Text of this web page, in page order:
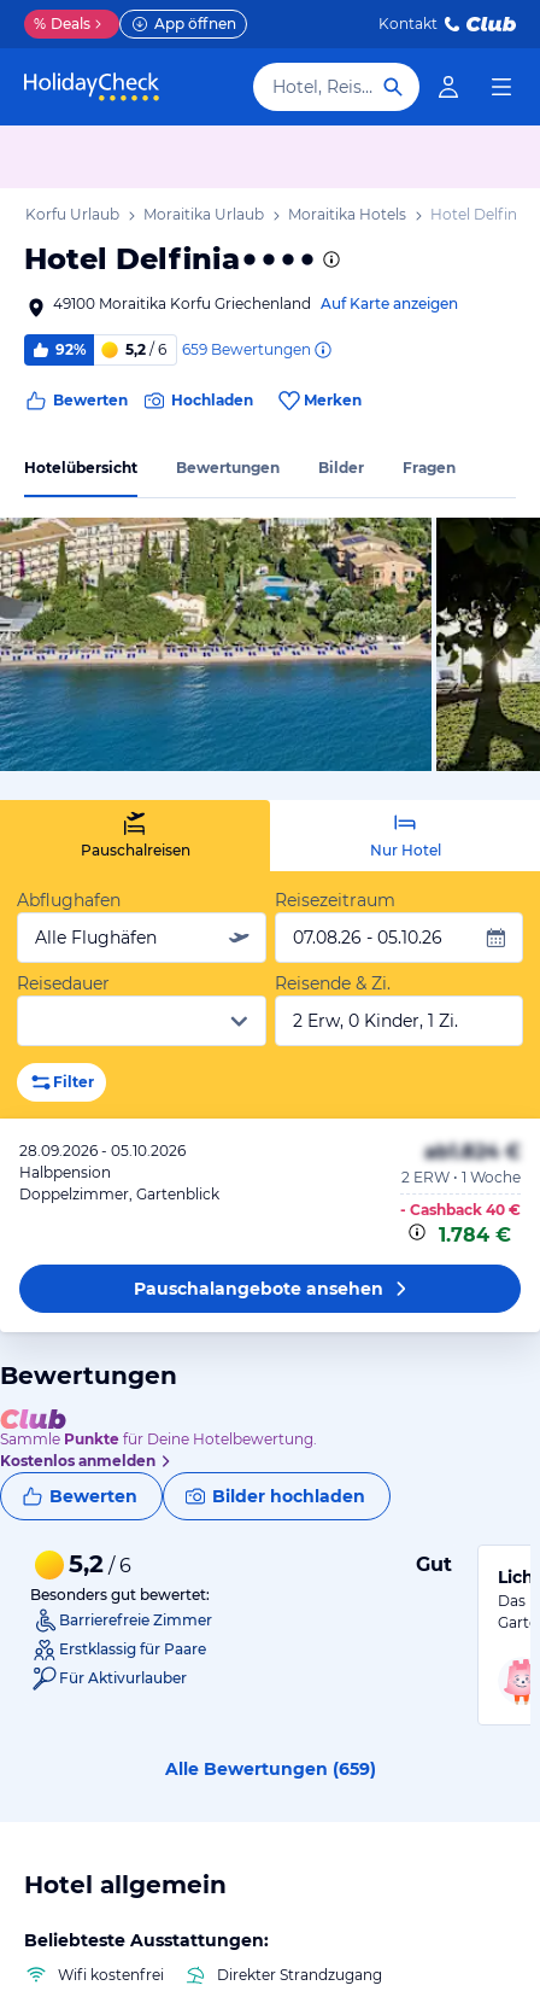
% Deals App öffnen Kontakt
Hotel, Reiseziel
Korfu Urlaub Moraitika Urlaub Moraitika Hotels Hotel Delfinia
Hotel Delfinia
49100 Moraitika Korfu Griechenland Auf Karte anzeigen
92% 5,2 / 6 659 Bewertungen
Bewerten Hochladen Merken
Hotelübersicht Bewertungen Bilder Fragen
von
Pauschalreisen Nur Hotel
Abflughafen
Alle Flughäfen
Reisezeitraum
07.08.26 - 05.10.26
Reisedauer
Reisende & Zi.
2 Erw, 0 Kinder, 1 Zi.
Filter
28.09.2026 - 05.10.2026
Halbpension
Doppelzimmer, Gartenblick
ab1.824 €
2 ERW • 1 Woche
- Cashback 40 €
1.784 €
Pauschalangeboteansehen
Bewertungen
Sammle Punkte für Deine Hotelbewertung.
Kostenlos anmelden
Bewerten Bilder hochladen
5,2 / 6 Gut
Besonders gut bewertet:
Barrierefreie Zimmer
Erstklassig für Paare
Für Aktivurlauber
Das
Alle Bewertungen (659)
Hotel allgemein
Beliebteste Ausstattungen:
Wifi kostenfrei
Direkter Strandzugang